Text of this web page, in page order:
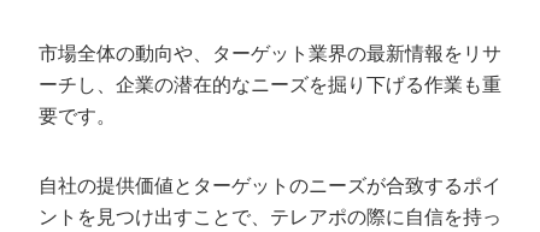
市場全体の動向や、ターゲット業界の最新情報をリサ
ーチし、企業の潜在的なニーズを掘り下げる作業も重
要です。
自社の提供価値とターゲットのニーズが合致するポイ
ントを見つけ出すことで、テレアポの際に自信を持っ